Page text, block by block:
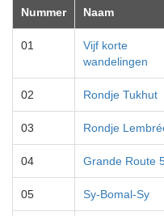
Nummer Naam
01
Vijf korte
wandelingen
02 Rondje Tukhut
03 Rondje
04 Grande Route
05 Sy-Bomal-Sy